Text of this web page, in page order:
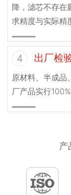
降，滤芯不存在
求精度与实际精
4 出厂检
原材料、半成品
厂产品实行
产